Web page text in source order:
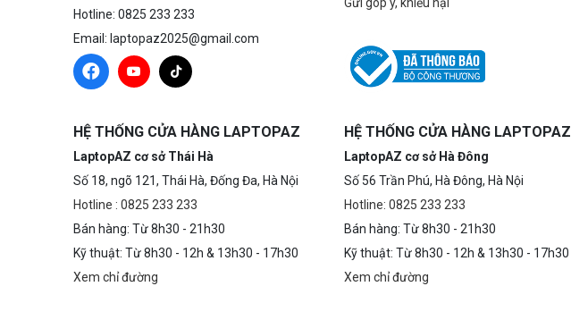
Hotline: 0825 233 233
Email: laptopaz2025@gmail.com
HỆ THỐNG CỬA HÀNG LAPTOPAZ
LaptopAZ cơ sở Thái Hà
Số 18, ngõ 121, Thái Hà, Đống Đa, Hà Nội
Hotline : 0825 233 233
Bán hàng: Từ 8h30 - 21h30
Kỹ thuật: Từ 8h30 - 12h & 13h30 - 17h30
Xem chỉ đường
HỆ THỐNG CỬA HÀNG LAPTOPAZ
LaptopAZ cơ sở Hà Đông
Số 56 Trần Phú, Hà Đông, Hà Nội
Hotline: 0825 233 233
Bán hàng: Từ 8h30 - 21h30
Kỹ thuật: Từ 8h30 - 12h & 13h30 - 17h30
Xem chỉ đường